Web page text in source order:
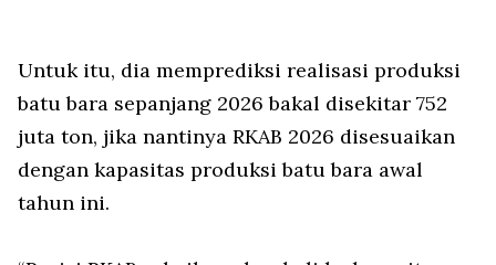
Untuk itu, dia memprediksi realisasi produksi
batu bara sepanjang 2026 bakal disekitar 752
juta ton, jika nantinya RKAB 2026 disesuaikan
dengan kapasitas produksi batu bara awal
tahun ini.